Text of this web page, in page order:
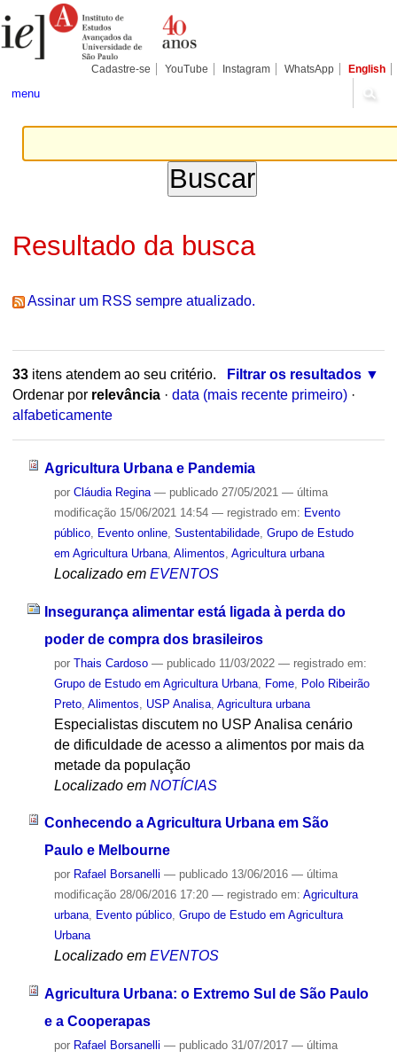
para
conteúdo.
Pessoais
Cadastre-se YouTube Instagram WhatsApp English
menu
Resultado da busca
Assinar um RSS sempre atualizado.
33itens atendem ao seu critério.
Filtrar os resultados
Ordenar por relevância · data (mais recente primeiro) ·
alfabeticamente
Agricultura Urbana e Pandemia
por Cláudia Regina — publicado27/05/2021 — última
modificação15/06/2021 14:54 — registrado em: Evento
público, Evento online, Sustentabilidade, Grupo de Estudo
em Agricultura Urbana, Alimentos Agricultura urbana
Localizado em EVENTOS
Insegurança alimentar está ligada à perda do
poder de compra dos brasileiros
por Thais Cardoso — publicado11/03/2022 — registrado em:
Grupo de Estudo em Agricultura Urbana, Fome, Polo Ribeirão
Preto, Alimentos USP Analisa, Agricultura urbana
Especialistas discutem no USP Analisa cenário
de dificuldade de acesso a alimentos por mais da
metade da população
Localizado em NOTÍCIAS
Conhecendo a Agricultura Urbana em São
Paulo e Melbourne
por Rafael Borsanelli — publicado13/06/2016 — última
modificação28/06/2016 17:20 — registrado em: Agricultura
urbana, Evento público, Grupo de Estudo em Agricultura
Urbana
Localizado em EVENTOS
Agricultura Urbana: o Extremo Sul de São Paulo
e a Cooperapas
por Rafael Borsanelli — publicado31/07/2017 — última